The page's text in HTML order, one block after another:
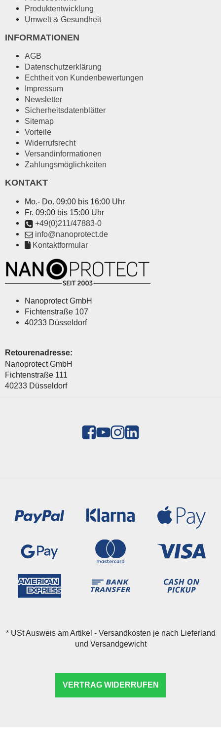
Produktentwicklung
Umwelt & Gesundheit
INFORMATIONEN
AGB
Datenschutzerklärung
Echtheit von Kundenbewertungen
Impressum
Newsletter
Sicherheitsdatenblätter
Sitemap
Vorteile
Widerrufsrecht
Versandinformationen
Zahlungsmöglichkeiten
KONTAKT
Mo.- Do. 09:00 bis 16:00 Uhr
Fr. 09:00 bis 15:00 Uhr
+49(0)211/47883-0
info@nanoprotect.de
Kontaktformular
Nanoprotect GmbH
Fichtenstraße 107
40233 Düsseldorf
Retourenadresse:
Nanoprotect GmbH
Fichtenstraße 111
40233 Düsseldorf
*USt Ausweis am Artikel - Versandkosten je nach Lieferland
und Versandgewicht
VERTRAG WIDERRUFEN